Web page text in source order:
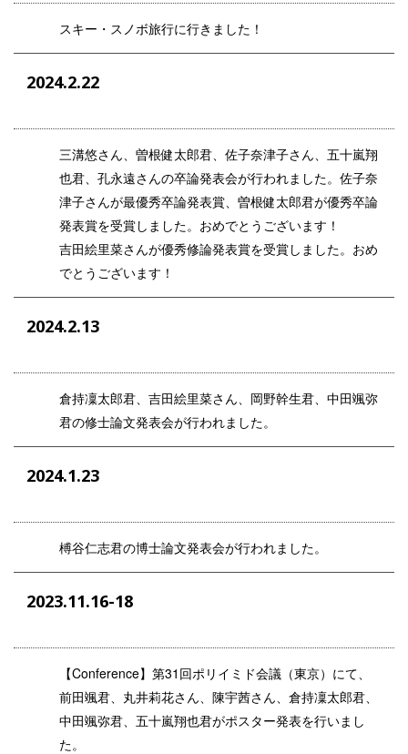
スキー・スノボ旅行に行きました！
2024.2.22
三溝悠さん、曽根健太郎君、佐子奈津子さん、五十嵐翔
也君、孔永遠さんの卒論発表会が行われました。佐子奈
津子さんが最優秀卒論発表賞、曽根健太郎君が優秀卒論
発表賞を受賞しました。おめでとうございます！
吉田絵里菜さんが優秀修論発表賞を受賞しました。おめ
でとうございます！
2024.2.13
倉持凜太郎君、吉田絵里菜さん、岡野幹生君、中田颯弥
君の修士論文発表会が行われました。
2024.1.23
榑谷仁志君の博士論文発表会が行われました。
2023.11.16-18
【Conference】 第31 回ポリイミド会議（東京）にて、
前田颯君、丸井莉花さん、陳宇茜さん、倉持凜太郎君、
中田颯弥君、五十嵐翔也君がポスター発表を行いまし
た。